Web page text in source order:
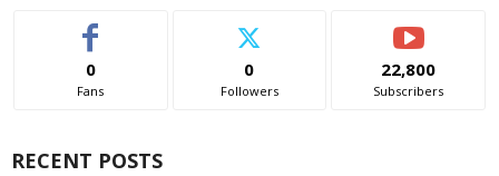
0
Fans
0
Followers
22,800
Subscribers
RECENT POSTS